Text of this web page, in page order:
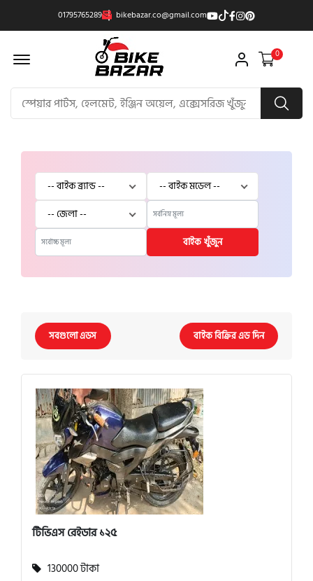
01795765289 bikebazar.co@gmail.com
Offcanvas Menu Open 0
বাইক খুঁজুন
সবগুলো এডস বাইক বিক্রির এড দিন
টিভিএস রেইডার ১২৫
130000 টাকা